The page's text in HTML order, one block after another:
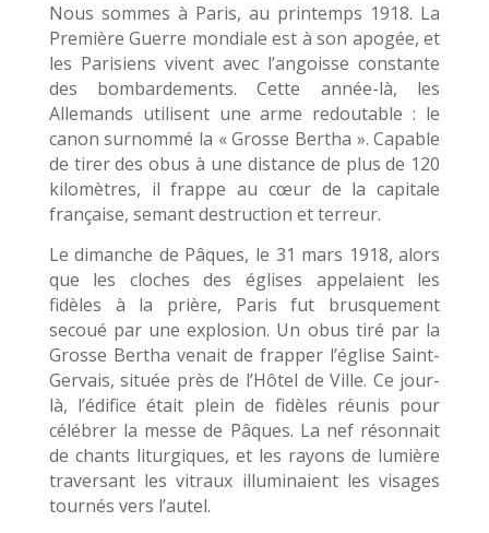
Nous sommes à Paris, au printemps 1918. La
Première Guerre mondiale est à son apogée, et
les Parisiens vivent avec l’angoisse constante
des bombardements. Cette année-là, les
Allemands utilisent une arme redoutable : le
canon surnommé la « Grosse Bertha ». Capable
de tirer des obus à une distance de plus de 120
kilomètres, il frappe au cœur de la capitale
française, semant destruction et terreur.
Le dimanche de Pâques, le 31 mars 1918, alors
que les cloches des églises appelaient les
fidèles à la prière, Paris fut brusquement
secoué par une explosion. Un obus tiré par la
Grosse Bertha venait de frapper l’église Saint-
Gervais, située près de l’Hôtel de Ville. Ce jour-
là, l’édifice était plein de fidèles réunis pour
célébrer la messe de Pâques. La nef résonnait
de chants liturgiques, et les rayons de lumière
traversant les vitraux illuminaient les visages
tournés vers l’autel.